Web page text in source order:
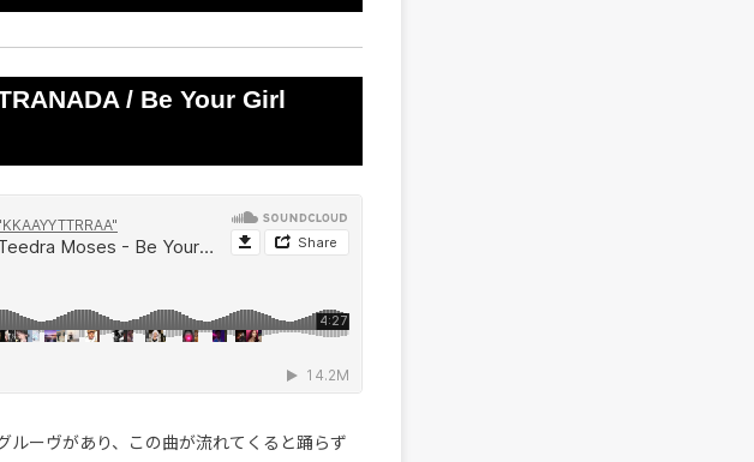
/ Be Your Girl
ルーヴがあり、この曲が流れてくると踊らず